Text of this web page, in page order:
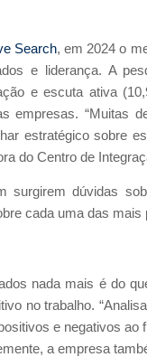
Search, em 2024 o
e liderança. A
e escuta ativa
empresas. “Muitas
estratégico sobre
do Centro de
surgirem dúvidas
cada uma das mais
nada mais é do
no trabalho.
e negativos
a empresa